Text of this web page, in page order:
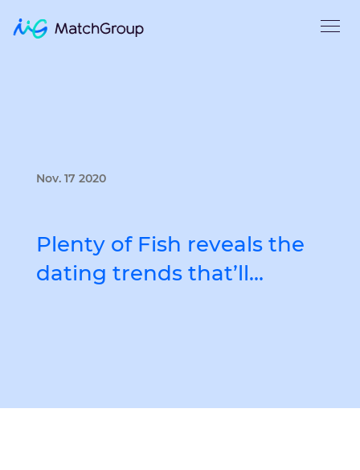
Nov. 17 2020
Plenty of Fish reveals the
dating trends that’ll…